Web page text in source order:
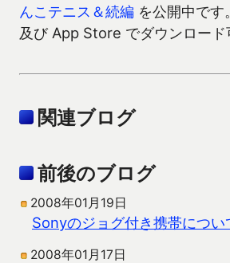
んこテニス＆続編 を公開中で
及び App Store でダウンロード
関連ブログ
前後のブログ
2008年01月19日
Sonyのジョグ付き携帯につい
2008年01月17日